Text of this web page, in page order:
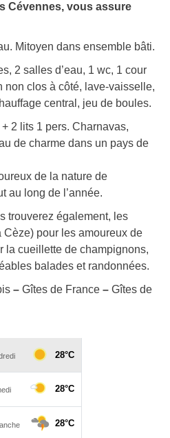
Cévennes, vous assure
Mitoyen dans ensemble bâti.
2 salles d’eau, 1 wc, 1 cour
non clos à côté, lave-vaisselle,
central, jeu de boules.
2 lits 1 pers. Charnavas,
de charme dans un pays de
de la nature de
au long de l’année.
trouverez également, les
pour les amoureux de
la cueillette de champignons,
balades et randonnées.
– Gîtes de France – Gîtes de